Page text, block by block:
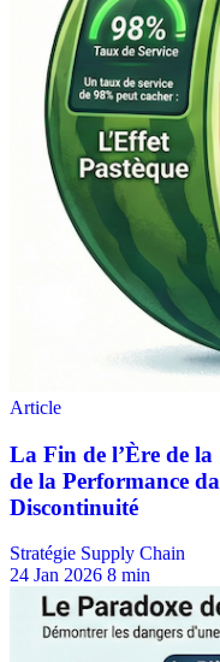
Stratégie Supply Chain
24 Jan 2026 8 min